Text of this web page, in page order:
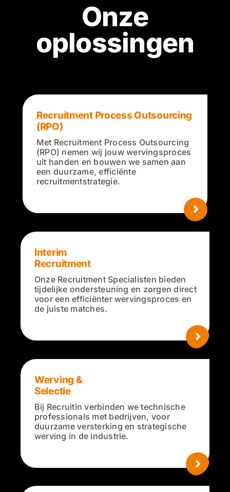
Onze
oplossingen
Recruitment Process Outsourcing
(RPO)
Met Recruitment Process Outsourcing
(RPO) nemen wij jouw wervingsproces
uit handen en bouwen we samen aan
een duurzame, efficiënte
recruitmentstrategie.
Interim
Recruitment
Onze Recruitment Specialisten bieden
tijdelijke ondersteuning en zorgen direct
voor een efficiënter wervingsproces en
de juiste matches.
Werving &
Selectie
Bij Recruitin verbinden we technische
professionals met bedrijven, voor
duurzame versterking en strategische
werving in de industrie.